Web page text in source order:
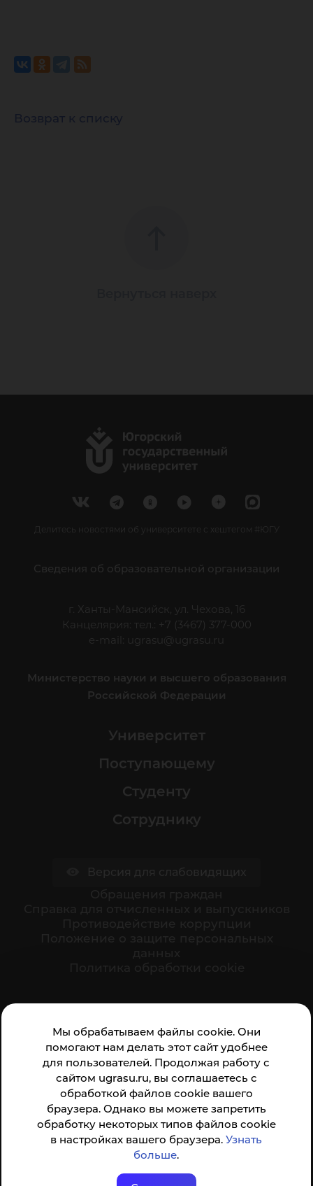
Мы обрабатываем файлы cookie. Они
помогают нам делать этот сайт удобнее
для пользователей. Продолжая работу с
сайтом ugrasu.ru, вы соглашаетесь с
обработкой файлов cookie вашего
браузера. Однако вы можете запретить
обработку некоторых типов файлов cookie
в настройках вашего браузера.Узнать
больше.
Возврат к списку
Делитесь новостями об университете с хештегом #ЮГУ
Сведения об образовательной организации
г. Ханты-Мансийск, ул. Чехова, 16
Канцелярия: тел.: +7 (3467) 377-000
e-mail:
ugrasu@ugrasu.ru
Министерство науки и высшего образования
Российской Федерации
Университет
Поступающему
Студенту
Сотруднику
организации:
Анкета доступна по QR-коду, а так же по прямой
ссылке